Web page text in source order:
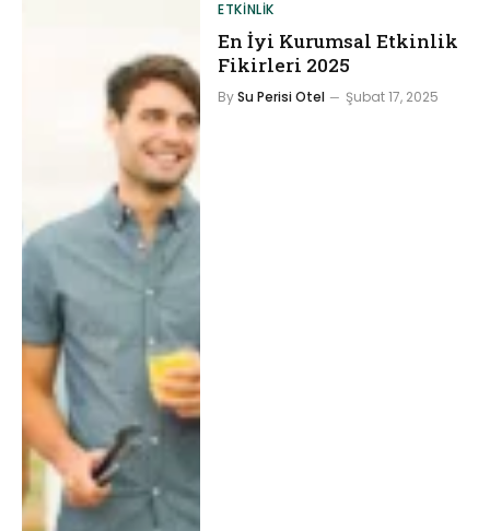
ETKINLIK
En İyi Kurumsal Etkinlik
Fikirleri 2025
BySu Perisi Otel Şubat 17, 2025